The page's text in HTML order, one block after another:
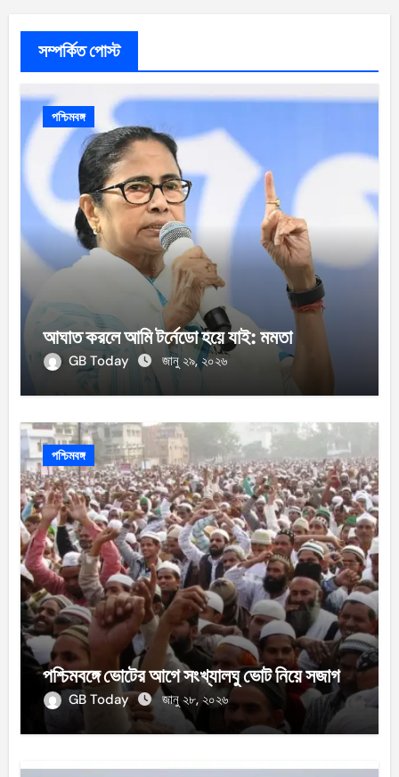
সম্পর্কিত পোস্ট
পশ্চিমবঙ্গ
আঘাত করলে আমি টর্নেডো হয়ে যাই: মমতা
GB Today জানু ২৯, ২০২৬
পশ্চিমবঙ্গ
পশ্চিমবঙ্গে ভোটের আগে সংখ্যালঘু ভোট নিয়ে সজাগ
GB Today জানু ২৮, ২০২৬